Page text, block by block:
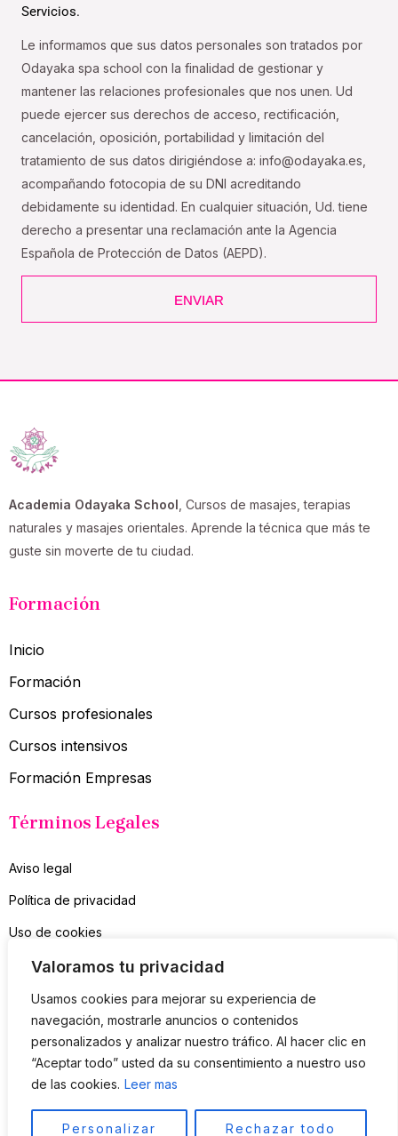
Valoramos tu privacidad
Usamos cookies para mejorar su experiencia de
navegación, mostrarle anuncios o contenidos
personalizados y analizar nuestro tráfico. Al hacer clic en
“Aceptar todo” usted da su consentimiento a nuestro uso
de las cookies. Leer mas
Personalizar Rechazar todo
Servicios.
Le informamos que sus datos personales son tratados por
Odayaka spa school con la finalidad de gestionar y
mantener las relaciones profesionales que nos unen. Ud
puede ejercer sus derechos de acceso, rectificación,
cancelación, oposición, portabilidad y limitación del
tratamiento de sus datos dirigiéndose a: info@odayaka.es,
acompañando fotocopia de su DNI acreditando
debidamente su identidad. En cualquier situación, Ud. tiene
derecho a presentar una reclamación ante la Agencia
Española de Protección de Datos (AEPD).
ENVIAR
Academia Odayaka School , Cursos de masajes, terapias
naturales y masajes orientales. Aprende la técnica que más te
guste sin moverte de tu ciudad.
Formación
Inicio
Formación
Cursos profesionales
Cursos intensivos
Formación Empresas
Términos Legales
Aviso legal
Política de privacidad
Uso de cookies
Contacto
Suscríbete a mi Newsletter
Sólo consejos útiles, nada de spam
SUSCRIBIR